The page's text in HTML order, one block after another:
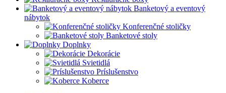
Banketový a eventový
nábytok
Konferenčné stoličky
Banketové stoly
Doplnky
Dekorácie
Svietidlá
Príslušenstvo
Koberce